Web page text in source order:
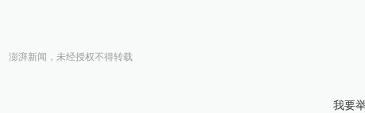
澎湃新闻，未经授权不得转载
我要